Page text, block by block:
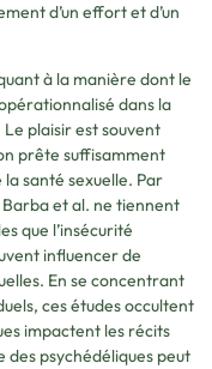
d’un effort et d’un
à la manière dont le
dans la
plaisir est souvent
prête suffisamment
santé sexuelle. Par
et al. ne tiennent
que l’insécurité
influencer de
En se concentrant
ces études occultent
impactent les récits
des psychédéliques peut